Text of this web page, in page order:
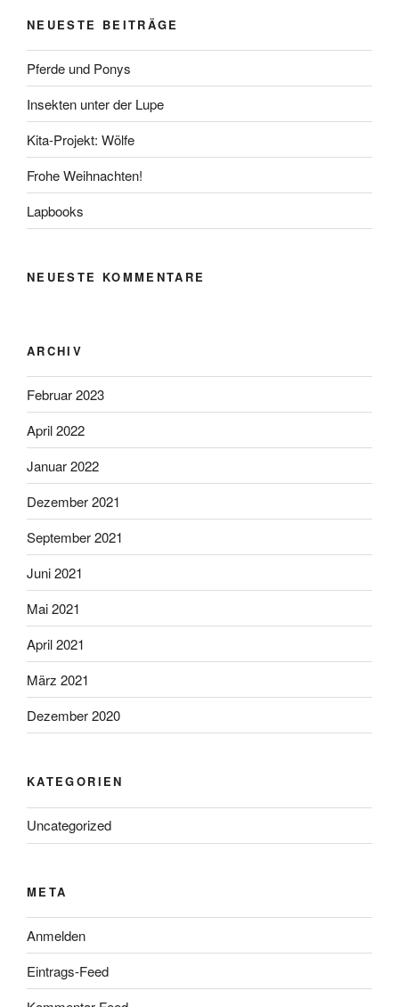
NEUESTE BEITRÄGE
Pferde und Ponys
Insekten unter der Lupe
Kita-Projekt: Wölfe
Frohe Weihnachten!
Lapbooks
NEUESTE KOMMENTARE
ARCHIV
Februar 2023
April 2022
Januar 2022
Dezember 2021
September 2021
Juni 2021
Mai 2021
April 2021
März 2021
Dezember 2020
KATEGORIEN
Uncategorized
META
Anmelden
Eintrags-Feed